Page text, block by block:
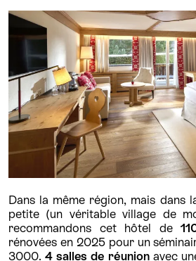
Dans la même région, mais dans
petite (un véritable village de
recommandons cet hôtel de
rénovées en 2025 pour un
3000.4 salles de réunionavec